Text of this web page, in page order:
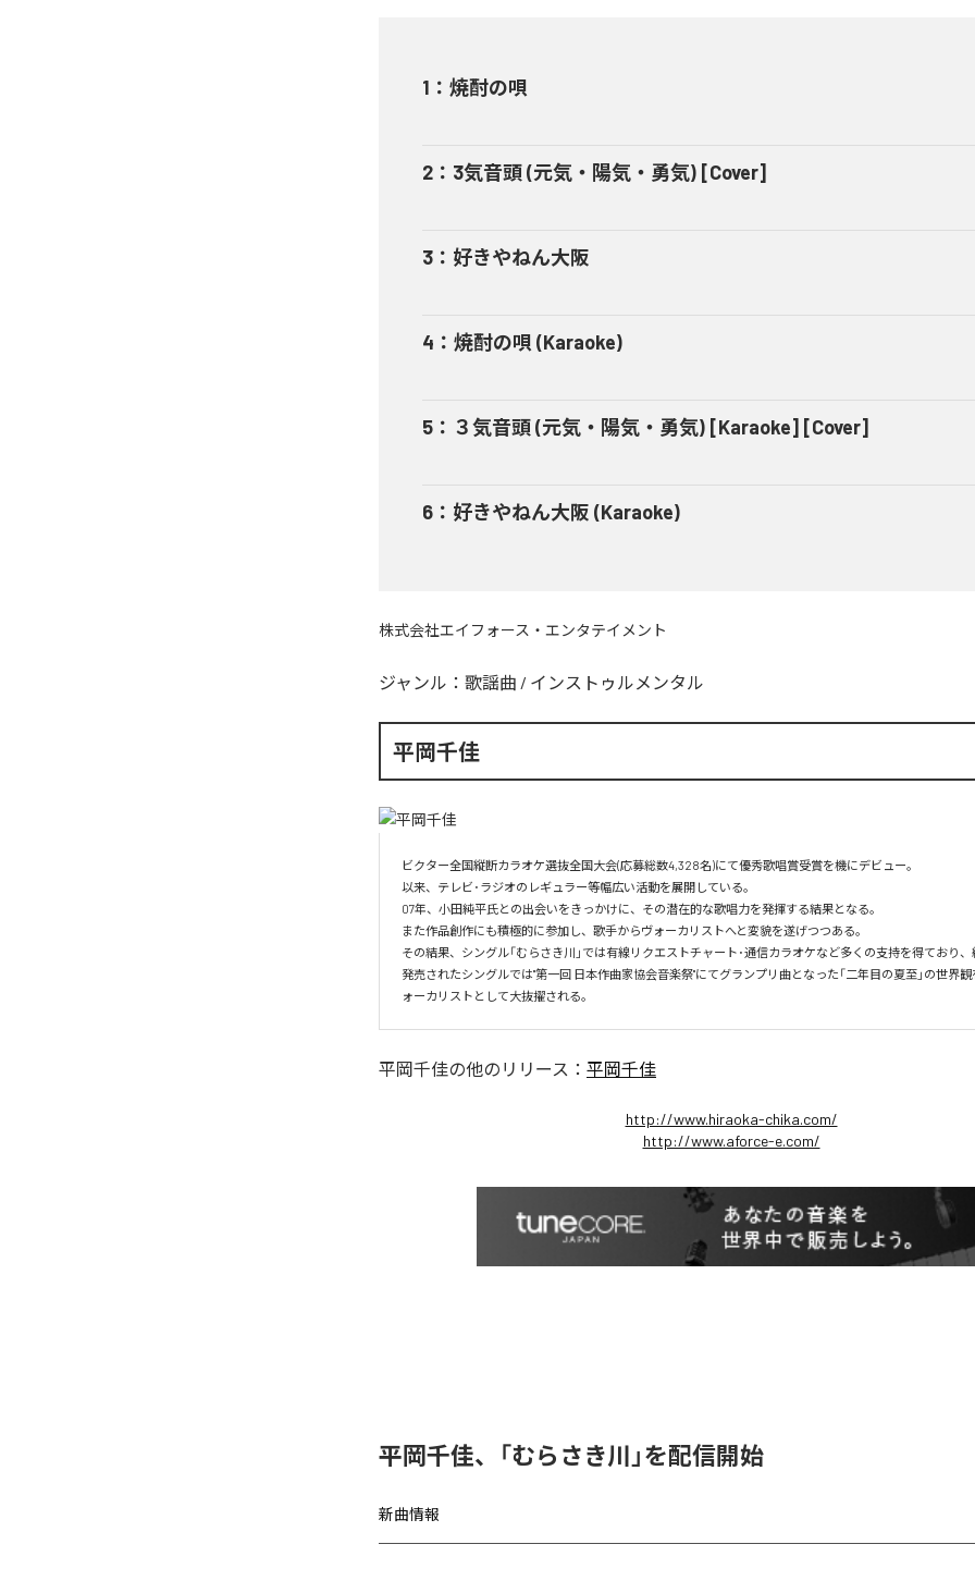
1 ： 焼酎の唄
2 ： 3気音頭 (元気・陽気・勇気) [Cover]
3 ： 好きやねん大阪
4 ： 焼酎の唄 (Karaoke)
5 ： ３気音頭 (元気・陽気・勇気) [Karaoke] [Cover]
6 ： 好きやねん大阪 (Karaoke)
株式会社エイフォース・エンタテイメント
ジャンル： 歌謡曲 / インストゥルメンタル
平岡千佳
ビクター全国縦断カラオケ選抜全国大会(応募総数4,328名)にて優秀歌唱賞受賞を機にデビュー。
以来、テレビ･ラジオのレギュラー等幅広い活動を展開している。
07年、小田純平氏との出会いをきっかけに、その潜在的な歌唱力を発揮する結果となる。
また作品創作にも積極的に参加し、歌手からヴォーカリストへと変貌を遂げつつある。
その結果、シングル「むらさき川」では有線リクエストチャート･通信カラオケなど多くの支持を得ており
発売されたシングルでは"第一回 日本作曲家協会音楽祭"にてグランプリ曲となった「二年目の夏至」の世界
ォーカリストとして大抜擢される。
平岡千佳の他のリリース： 平岡千佳
http://www.hiraoka-chika.com/
http://www.aforce-e.com/
平岡千佳、「むらさき川」を配信開始
新曲情報